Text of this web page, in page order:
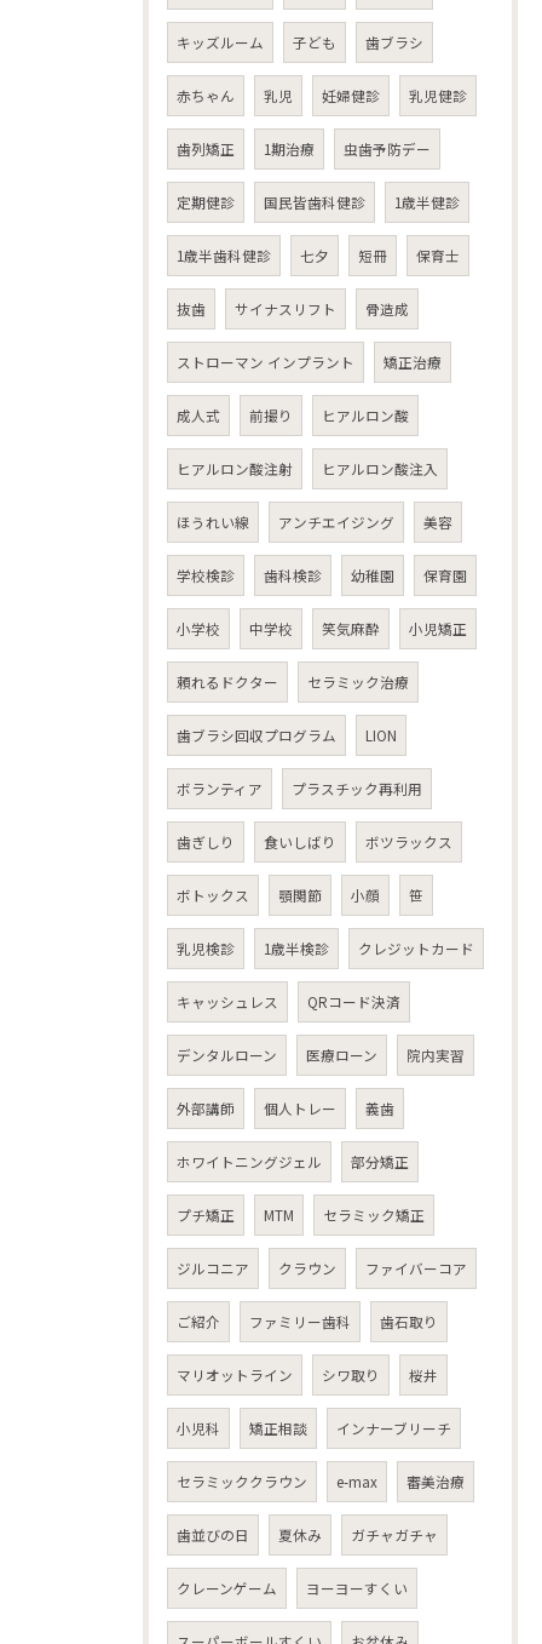
キッズルーム 子ども 歯ブラシ
赤ちゃん 乳児 妊婦健診 乳児健診
歯列矯正 1期治療 虫歯予防デー
定期健診 国民皆歯科健診 1歳半健診
1歳半歯科健診 七夕 短冊 保育士
抜歯 サイナスリフト 骨造成
ストローマン インプラント 矯正治療
成人式 前撮り ヒアルロン酸
ヒアルロン酸注射 ヒアルロン酸注入
ほうれい線 アンチエイジング 美容
学校検診 歯科検診 幼稚園 保育園
小学校 中学校 笑気麻酔 小児矯正
頼れるドクター セラミック治療
歯ブラシ回収プログラム LION
ボランティア プラスチック再利用
歯ぎしり 食いしばり ボツラックス
ボトックス 顎関節 小顔 笹
乳児検診 1歳半検診 クレジットカード
キャッシュレス QRコード決済
デンタルローン 医療ローン 院内実習
外部講師 個人トレー 義歯
ホワイトニングジェル 部分矯正
プチ矯正 MTM セラミック矯正
ジルコニア クラウン ファイバーコア
ご紹介 ファミリー歯科 歯石取り
マリオットライン シワ取り 桜井
小児科 矯正相談 インナーブリーチ
セラミッククラウン e-max 審美治療
歯並びの日 夏休み ガチャガチャ
クレーンゲーム ヨーヨーすくい